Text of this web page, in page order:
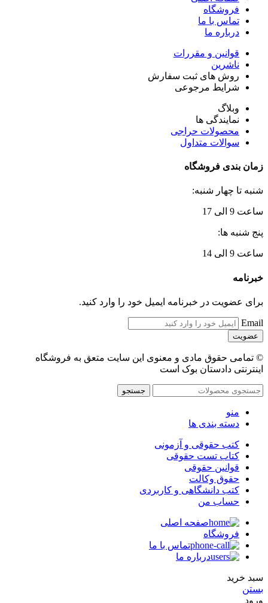
فروشگاه
تماس با ما
درباره ما
قوانین و مقررات
ناشرین
روش های ثبت سفارش
شرایط مرجوعی
وبلاگ
نمایندگی ها
محصولات حراجی
سوالات متداول
زمان بندی فروشگاه
شنبه تا چهار شنبه:
ساعت 9 الی 17
پنج شنبه ها:
ساعت 9 الی 14
خبرنامه
برای عضویت در خبرنامه ایمیل خود را وارد کنید.
Email
© تمامی حقوق مادی و معنوی این سایت متعق به فروشگاه
اینترنتی دادستان بوک است
جستجو
منو
دسته بندی ها
کتب حقوقی و آزمونی
کتاب تست حقوقی
قوانین حقوقی
حقوق وکالت
کتب دانشگاهی و کاربردی
حساب من
صفحه اصلی
فروشگاه
تماس با ما
درباره ما
سبد خرید
بستن
ورود